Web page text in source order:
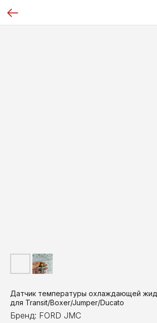
Датчик температуры охлаждающей
для Transit/Boxer/Jumper/Ducato
Бренд: FORD JMC